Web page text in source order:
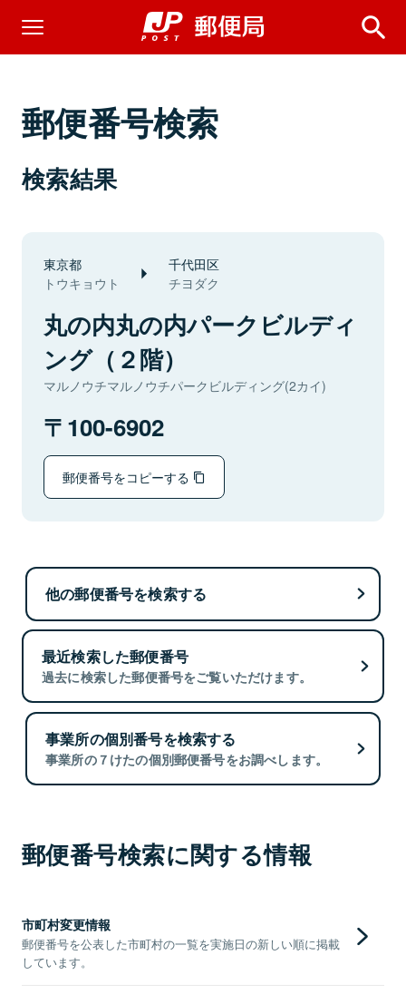
郵便番号検索
検索結果
東京都
トウキョウト
千代田区
チヨダク
丸の内丸の内パークビルディ
ング（２階）
マルノウチマルノウチパークビルディング(2カイ)
100-6902
郵便番号をコピーする
他の郵便番号を検索する
最近検索した郵便番号
過去に検索した郵便番号をご覧いただけます。
事業所の個別番号を検索する
事業所の７けたの個別郵便番号をお調べします。
郵便番号検索に関する情報
市町村変更情報
郵便番号を公表した市町村の一覧を実施日の新しい順に掲載
しています。